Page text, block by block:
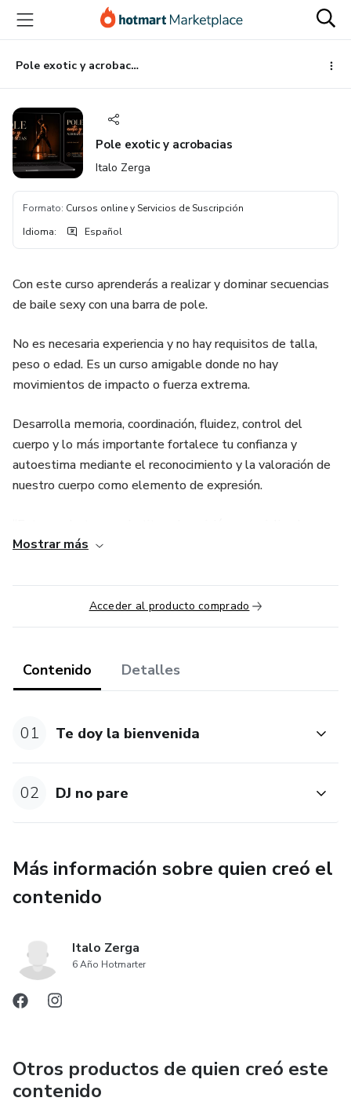
principal
página
de
página
Pole exotic y acrobacias
Pole exotic y acrobacias
Italo Zerga
Formato: Cursos online y Servicios de Suscripción
Idioma: Español
Con este curso aprenderás a realizar y dominar secuencias
de baile sexy con una barra de pole.
No es necesaria experiencia y no hay requisitos de talla,
peso o edad. Es un curso amigable donde no hay
movimientos de impacto o fuerza extrema.
Desarrolla memoria, coordinación, fluidez, control del
cuerpo y lo más importante fortalece tu confianza y
autoestima mediante el reconocimiento y la valoración de
nuestro cuerpo como elemento de expresión.
Consulta siempre a un profesional para tratar asuntos de
Mostrar más
Acceder al producto comprado
Contenido Detalles
01 Te doy la bienvenida
02 DJ no pare
Más información sobre quien creó el
contenido
Italo Zerga
6 Año Hotmarter
Otros productos de quien creó este
contenido